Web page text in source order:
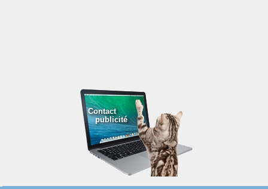
Contact
publicité